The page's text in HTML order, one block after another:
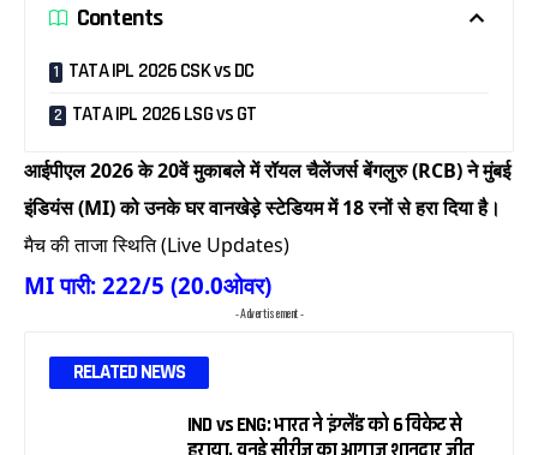
Contents
TATA IPL 2026 CSK vs DC
TATA IPL 2026 LSG vs GT
आईपीएल 2026 के 20वें मुकाबले में रॉयल चैलेंजर्स बेंगलुरु (RCB) ने मुंबई
इंडियंस (MI) को उनके घर वानखेड़े स्टेडियम में 18 रनों से हरा दिया है।
मैच की ताजा स्थिति (Live Updates)
MI पारी: 222/5 (20.0ओवर)
- Advertisement -
RELATED NEWS
IND vs ENG: भारत ने इंग्लैंड को 6 विकेट से